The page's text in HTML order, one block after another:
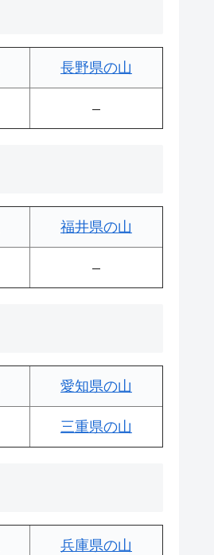
長野県の山
–
福井県の山
–
愛知県の山
三重県の山
兵庫県の山